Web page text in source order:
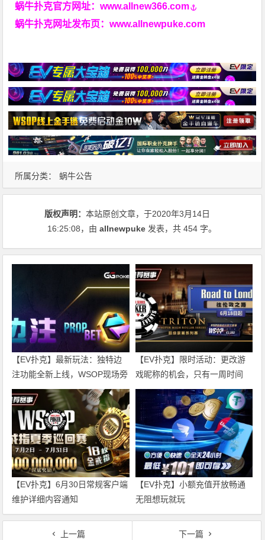
蜗牛扑克官方网址：www.allnew366.com
蜗牛扑克网址发布页：www.allnewpuke.com
所属分类： 蜗牛公告
版权声明：本站原创文章，于2020年3月14日
16:25:08，由allnewpuke 发表，共 454 字。
【EV扑克】最新玩法：独特边
注功能全新上线，WSOP现场旁
观者最火玩法！
【EV扑克】限时活动：更改游
戏昵称的机会，只有一周时间
【EV扑克】6月30日常规客户端
维护详细内容通知
【EV扑克】小额充值开放畅通
无阻想玩就玩
上一篇 下一篇